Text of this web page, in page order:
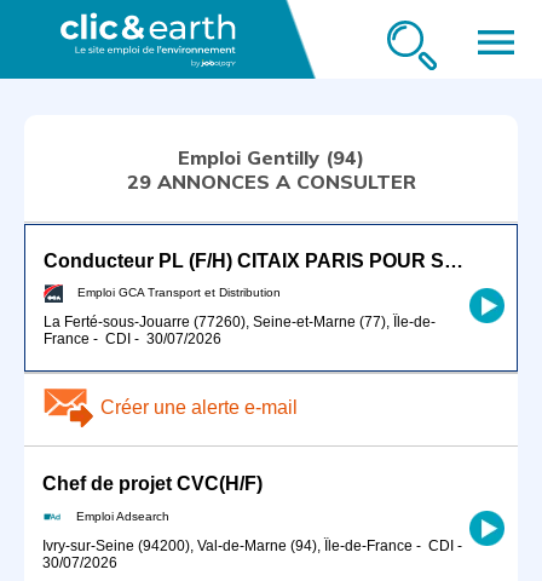
menu
Emploi Gentilly (94)
29 ANNONCES A CONSULTER
Conducteur PL (F/H) CITAIX PARIS POUR SEPTEMBRE 2026
Emploi GCA Transport et Distribution
La Ferté-sous-Jouarre (77260), Seine-et-Marne (77), Île-de-
France - CDI - 30/07/2026
Créer une alerte e-mail
Chef de projet CVC(H/F)
Emploi Adsearch
Ivry-sur-Seine (94200), Val-de-Marne (94), Île-de-France - CDI -
30/07/2026